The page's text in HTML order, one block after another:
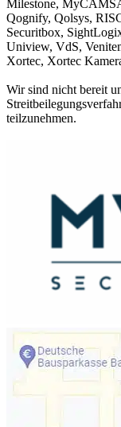
Milestone,
Qognify, Qolsys,
Securitbox,
Uniview, VdS,
Xortec, Xortec
Wir sind nicht bereit
teilzunehmen.